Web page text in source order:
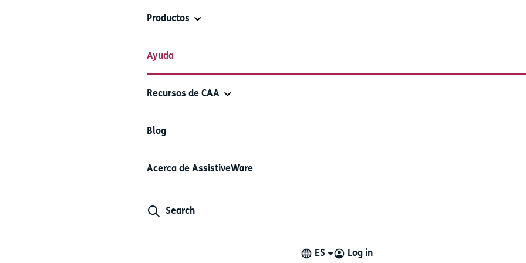
Productos
Ayuda
Recursos de CAA
Blog
Acerca de AssistiveWare
Search
ES Log in
For more details see our keyboardprivacy policy